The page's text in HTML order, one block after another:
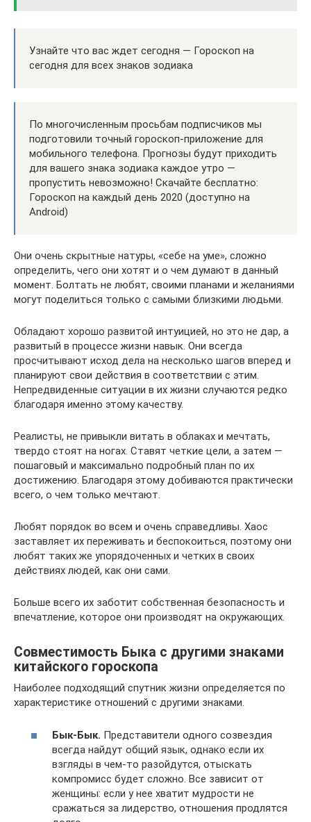
Узнайте что вас ждет сегодня — Гороскоп на
сегодня для всех знаков зодиака
По многочисленным просьбам подписчиков мы
подготовили точный гороскоп-приложение для
мобильного телефона. Прогнозы будут приходить
для вашего знака зодиака каждое утро —
пропустить невозможно! Скачайте бесплатно:
Гороскоп на каждый день 2020 (доступно на
Android)
Они очень скрытные натуры, «себе на уме», сложно
определить, чего они хотят и о чем думают в данный
момент. Болтать не любят, своими планами и желаниями
могут поделиться только с самыми близкими людьми.
Обладают хорошо развитой интуицией, но это не дар, а
развитый в процессе жизни навык. Они всегда
просчитывают исход дела на несколько шагов вперед и
планируют свои действия в соответствии с этим.
Непредвиденные ситуации в их жизни случаются редко
благодаря именно этому качеству.
Реалисты, не привыкли витать в облаках и мечтать,
твердо стоят на ногах. Ставят четкие цели, а затем —
пошаговый и максимально подробный план по их
достижению. Благодаря этому добиваются практически
всего, о чем только мечтают.
Любят порядок во всем и очень справедливы. Хаос
заставляет их переживать и беспокоиться, поэтому они
любят таких же упорядоченных и четких в своих
действиях людей, как они сами.
Больше всего их заботит собственная безопасность и
впечатление, которое они производят на окружающих.
Совместимость Быка с другими знаками
китайского гороскопа
Наиболее подходящий спутник жизни определяется по
характеристике отношений с другими знаками.
Бык-Бык. Представители одного созвездия
всегда найдут общий язык, однако если их
взгляды в чем-то разойдутся, отыскать
компромисс будет сложно. Все зависит от
женщины: если у нее хватит мудрости не
сражаться за лидерство, отношения продлятся